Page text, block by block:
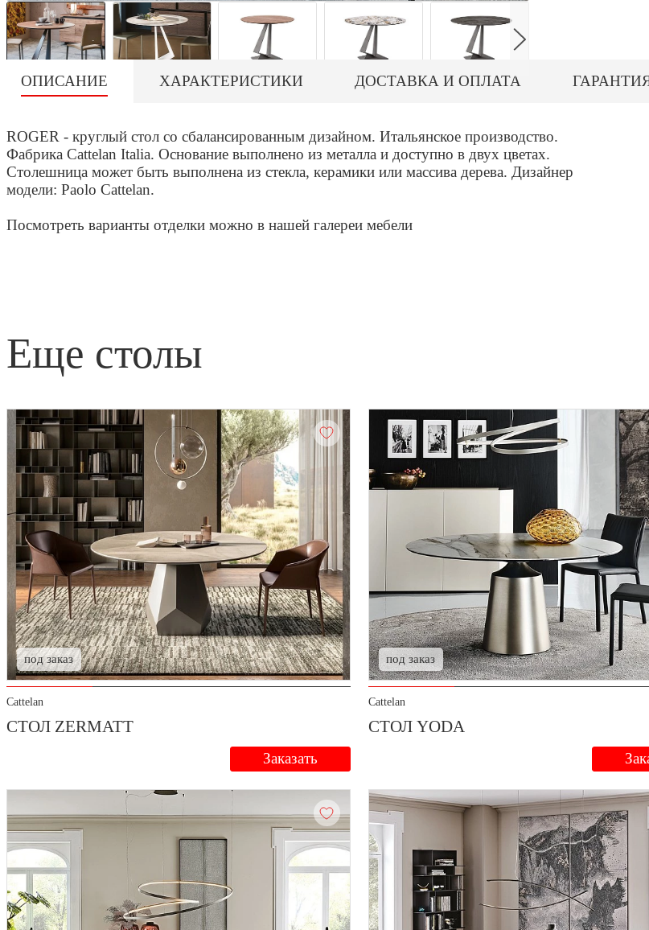
ОПИСАНИЕ ХАРАКТЕРИСТИКИ ДОСТАВКА И ОПЛАТА
ROGER - круглый стол со сбалансированным дизайном. Итальянское производство.
Фабрика Cattelan Italia. Основание выполнено из металла и доступно в двух цветах.
Столешница может быть выполнена из стекла, керамики или массива дерева. Дизайнер
модели: Paolo Cattelan.
Посмотреть варианты отделки можно в нашей галереи мебели
еще столы
под заказ
Cattelan
СТОЛ ZERMATT
Заказать
под заказ
Cattelan
СТОЛ YODA